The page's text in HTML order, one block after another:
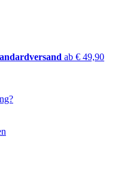
ab € 49,90